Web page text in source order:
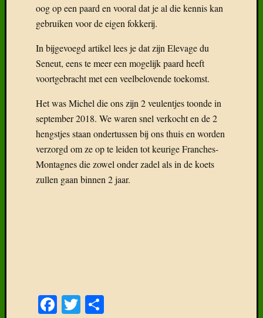
oog op een paard en vooral dat je al die kennis kan
gebruiken voor de eigen fokkerij.
In bijgevoegd artikel lees je dat zijn Elevage du
Seneut, eens te meer een mogelijk paard heeft
voortgebracht met een veelbelovende toekomst.
Het was Michel die ons zijn 2 veulentjes toonde in
september 2018. We waren snel verkocht en de 2
hengstjes staan ondertussen bij ons thuis en worden
verzorgd om ze op te leiden tot keurige Franches-
Montagnes die zowel onder zadel als in de koets
zullen gaan binnen 2 jaar.
Facebook
Twitter